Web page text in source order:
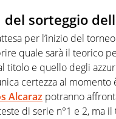
del sorteggio
per l’inizio del
quale sarà il teorico
titolo e quello degli
certezza al momento
Alcaraz potranno
di serie n°1 e 2, ma